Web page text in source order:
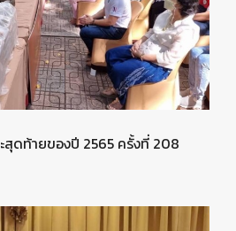
ดท้ายของปี 2565 ครั้งที่ 208